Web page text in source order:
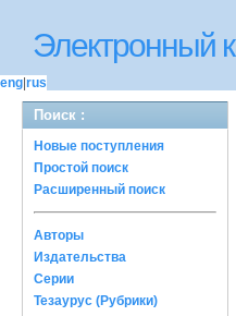
Электронный
eng rus
Поиск :
Новые поступления
Простой поиск
Расширенный поиск
Авторы
Издательства
Серии
Тезаурус (Рубрики)